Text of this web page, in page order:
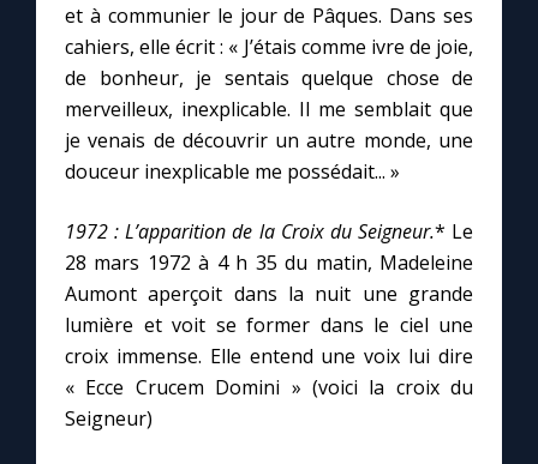
et à communier le jour de Pâques. Dans ses
cahiers, elle écrit : « J’étais comme ivre de joie,
de bonheur, je sentais quelque chose de
merveilleux, inexplicable. Il me semblait que
je venais de découvrir un autre monde, une
douceur inexplicable me possédait... »
1972 : L’apparition de la Croix du Seigneur.* Le
28 mars 1972 à 4 h 35 du matin, Madeleine
Aumont aperçoit dans la nuit une grande
lumière et voit se former dans le ciel une
croix immense. Elle entend une voix lui dire
« Ecce Crucem Domini » (voici la croix du
Seigneur)